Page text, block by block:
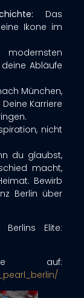
Das
Ikone im
Abläufe
München,
Karriere
nicht
du glaubst,
macht,
Bewirb
Berlin über
Elite:
auf: